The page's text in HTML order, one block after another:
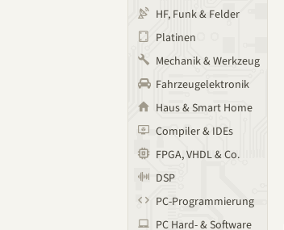
HF, Funk & Felder
Platinen
Mechanik & Werkzeug
Fahrzeugelektronik
Haus & Smart Home
Compiler & IDEs
FPGA, VHDL & Co.
DSP
PC-Programmierung
PC Hard- & Software